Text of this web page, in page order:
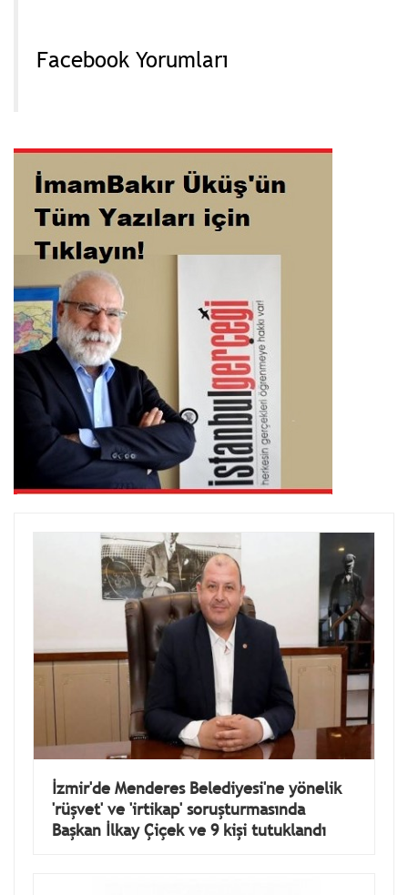
Facebook Yorumları
İzmir'de Menderes Belediyesi'ne yönelik
'rüşvet' ve 'irtikap' soruşturmasında
Başkan İlkay Çiçek ve 9 kişi tutuklandı